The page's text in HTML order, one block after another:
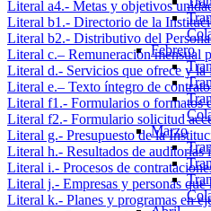
Febrero
Marzo
Literal a4.- Metas y objetivos
Literal b1.- Directorio de la
Literal b2.- Distributivo del
Literal c.– Remuneración mensual
Literal d.- Servicios que ofrece y la
Literal e.– Texto íntegro de
Literal f1.- Formularios o formatos
Literal f2.- Formulario solicitud
Literal g.- Presupuesto de la
Literal h.- Resultados de auditorías
Literal i.- Procesos de
Literal j.- Empresas y personas
Literal k.- Planes y programas en